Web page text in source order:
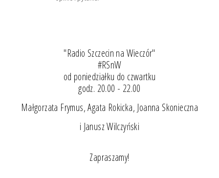
"Radio Szczecin na Wieczór"
#RSnW
od poniedziałku do czwartku
godz. 20.00 - 22.00
Małgorzata Frymus, Agata Rokicka, Joanna Skonieczna
i Janusz Wilczyński
Zapraszamy!